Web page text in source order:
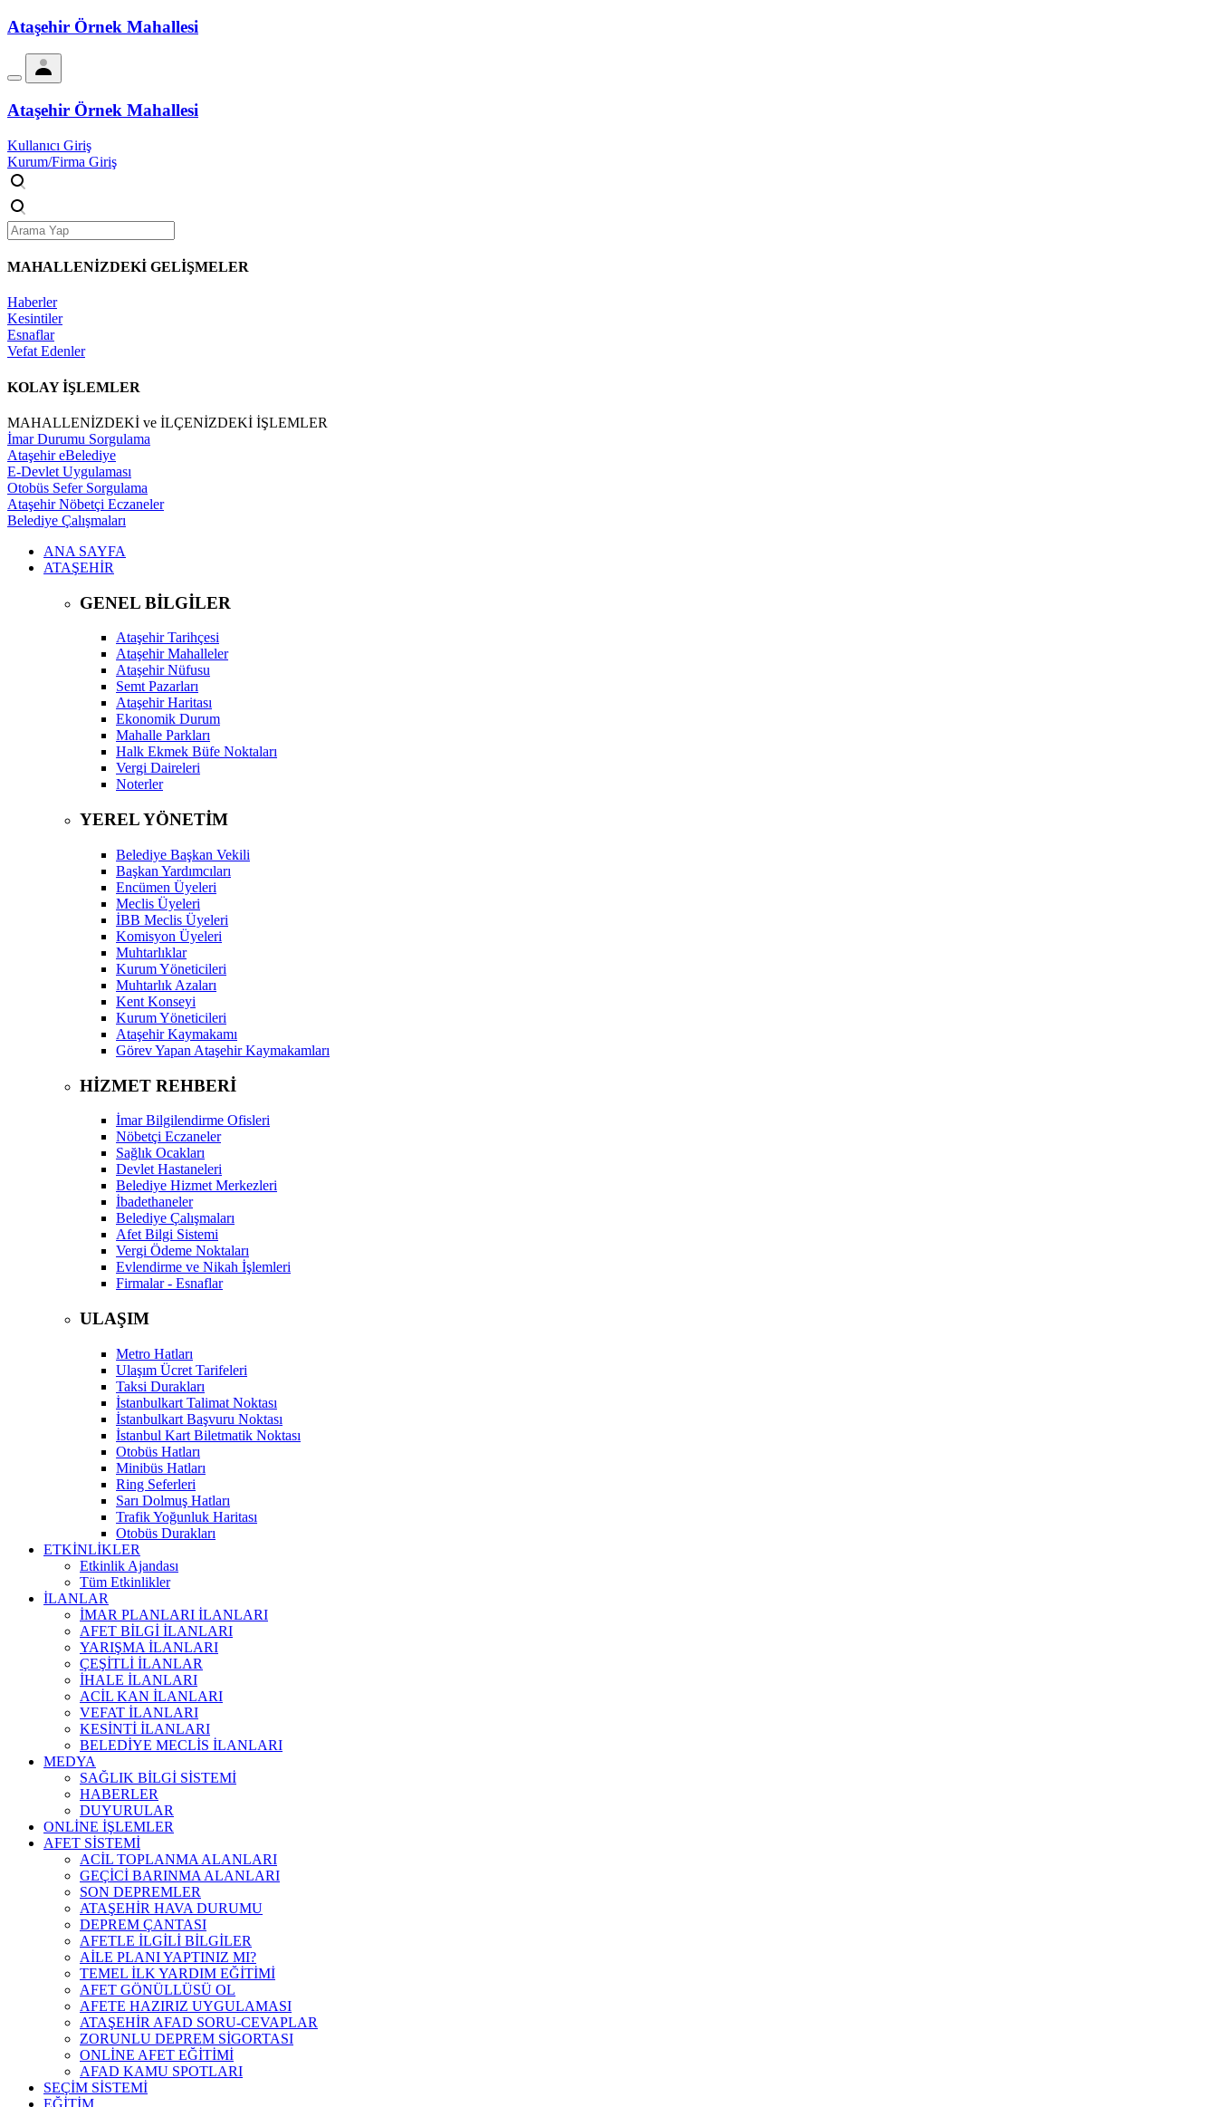
Ataşehir Örnek Mahallesi
Ataşehir Örnek Mahallesi
Kullanıcı Giriş
Kurum/Firma Giriş
MAHALLENİZDEKİ GELİŞMELER
Haberler
Kesintiler
Esnaflar
Vefat Edenler
KOLAY İŞLEMLER
MAHALLENİZDEKİ ve İLÇENİZDEKİ İŞLEMLER
İmar Durumu Sorgulama
Ataşehir eBelediye
E-Devlet Uygulaması
Otobüs Sefer Sorgulama
Ataşehir Nöbetçi Eczaneler
Belediye Çalışmaları
ANA SAYFA
ATAŞEHİR
GENEL BİLGİLER
Ataşehir Tarihçesi
Ataşehir Mahalleler
Ataşehir Nüfusu
Semt Pazarları
Ataşehir Haritası
Ekonomik Durum
Mahalle Parkları
Halk Ekmek Büfe Noktaları
Vergi Daireleri
Noterler
YEREL YÖNETİM
Belediye Başkan Vekili
Başkan Yardımcıları
Encümen Üyeleri
Meclis Üyeleri
İBB Meclis Üyeleri
Komisyon Üyeleri
Muhtarlıklar
Kurum Yöneticileri
Muhtarlık Azaları
Kent Konseyi
Kurum Yöneticileri
Ataşehir Kaymakamı
Görev Yapan Ataşehir Kaymakamları
HİZMET REHBERİ
İmar Bilgilendirme Ofisleri
Nöbetçi Eczaneler
Sağlık Ocakları
Devlet Hastaneleri
Belediye Hizmet Merkezleri
İbadethaneler
Belediye Çalışmaları
Afet Bilgi Sistemi
Vergi Ödeme Noktaları
Evlendirme ve Nikah İşlemleri
Firmalar - Esnaflar
ULAŞIM
Metro Hatları
Ulaşım Ücret Tarifeleri
Taksi Durakları
İstanbulkart Talimat Noktası
İstanbulkart Başvuru Noktası
İstanbul Kart Biletmatik Noktası
Otobüs Hatları
Minibüs Hatları
Ring Seferleri
Sarı Dolmuş Hatları
Trafik Yoğunluk Haritası
Otobüs Durakları
ETKİNLİKLER
Etkinlik Ajandası
Tüm Etkinlikler
İLANLAR
İMAR PLANLARI İLANLARI
AFET BİLGİ İLANLARI
YARIŞMA İLANLARI
ÇEŞİTLİ İLANLAR
İHALE İLANLARI
ACİL KAN İLANLARI
VEFAT İLANLARI
KESİNTİ İLANLARI
BELEDİYE MECLİS İLANLARI
MEDYA
SAĞLIK BİLGİ SİSTEMİ
HABERLER
DUYURULAR
ONLİNE İŞLEMLER
AFET SİSTEMİ
ACİL TOPLANMA ALANLARI
GEÇİCİ BARINMA ALANLARI
SON DEPREMLER
ATAŞEHİR HAVA DURUMU
DEPREM ÇANTASI
AFETLE İLGİLİ BİLGİLER
AİLE PLANI YAPTINIZ MI?
TEMEL İLK YARDIM EĞİTİMİ
AFET GÖNÜLLÜSÜ OL
AFETE HAZIRIZ UYGULAMASI
ATAŞEHİR AFAD SORU-CEVAPLAR
ZORUNLU DEPREM SİGORTASI
ONLİNE AFET EĞİTİMİ
AFAD KAMU SPOTLARI
SEÇİM SİSTEMİ
EĞİTİM